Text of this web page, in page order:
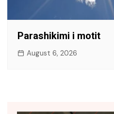
Parashikimi i motit
August 6, 2026